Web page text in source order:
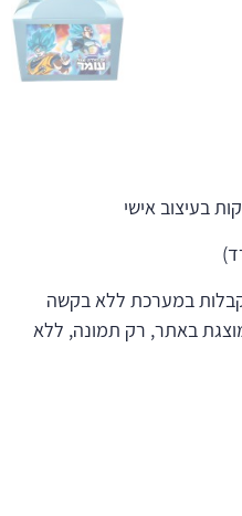
במערכת ללא בקשה
באתר, רק תמונה, ללא